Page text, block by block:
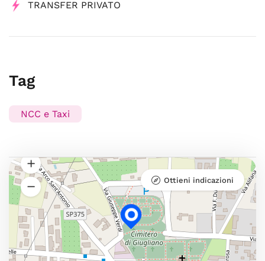
TRANSFER PRIVATO
Tag
NCC e Taxi
Ottieni indicazioni